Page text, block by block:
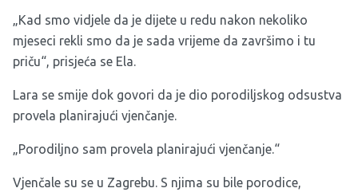
„Kad smo vidjele da je dijete u redu nakon nekoliko
mjeseci rekli smo da je sada vrijeme da završimo i tu
priču“, prisjeća se Ela.
Lara se smije dok govori da je dio porodiljskog odsustva
provela planirajući vjenčanje.
„Porodiljno sam provela planirajući vjenčanje.“
Vjenčale su se u Zagrebu. S njima su bile porodice,